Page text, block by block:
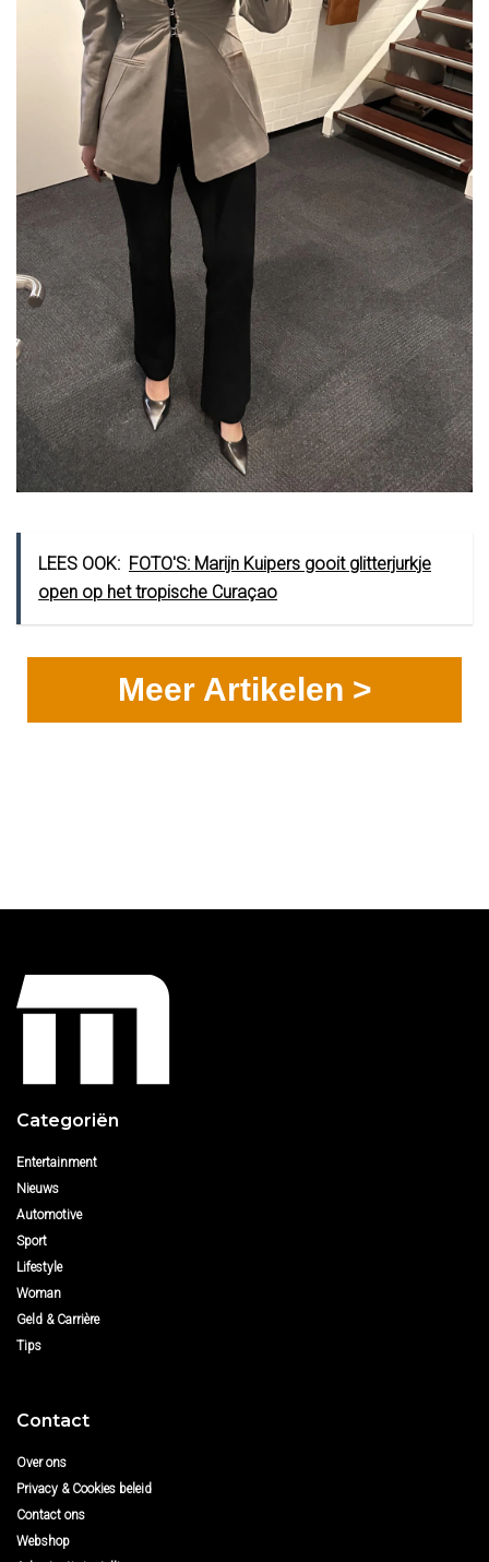
LEES OOK: FOTO'S: Marijn Kuipers gooit glitterjurkje
open op het tropische Curaçao
Meer Artikelen >
Categoriën
Entertainment
Nieuws
Automotive
Sport
Lifestyle
Woman
Geld & Carrière
Tips
Contact
Over ons
Privacy & Cookies beleid
Contact ons
Webshop